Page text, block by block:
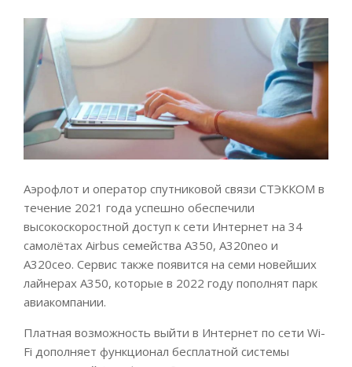
Аэрофлот и оператор спутниковой связи СТЭККОМ в
течение 2021 года успешно обеспечили
высокоскоростной доступ к сети Интернет на 34
самолётах Airbus семейства А350, А320neo и
А320ceo. Сервис также появится на семи новейших
лайнерах A350, которые в 2022 году пополнят парк
авиакомпании.
Платная возможность выйти в Интернет по сети Wi-
Fi дополняет функционал бесплатной системы